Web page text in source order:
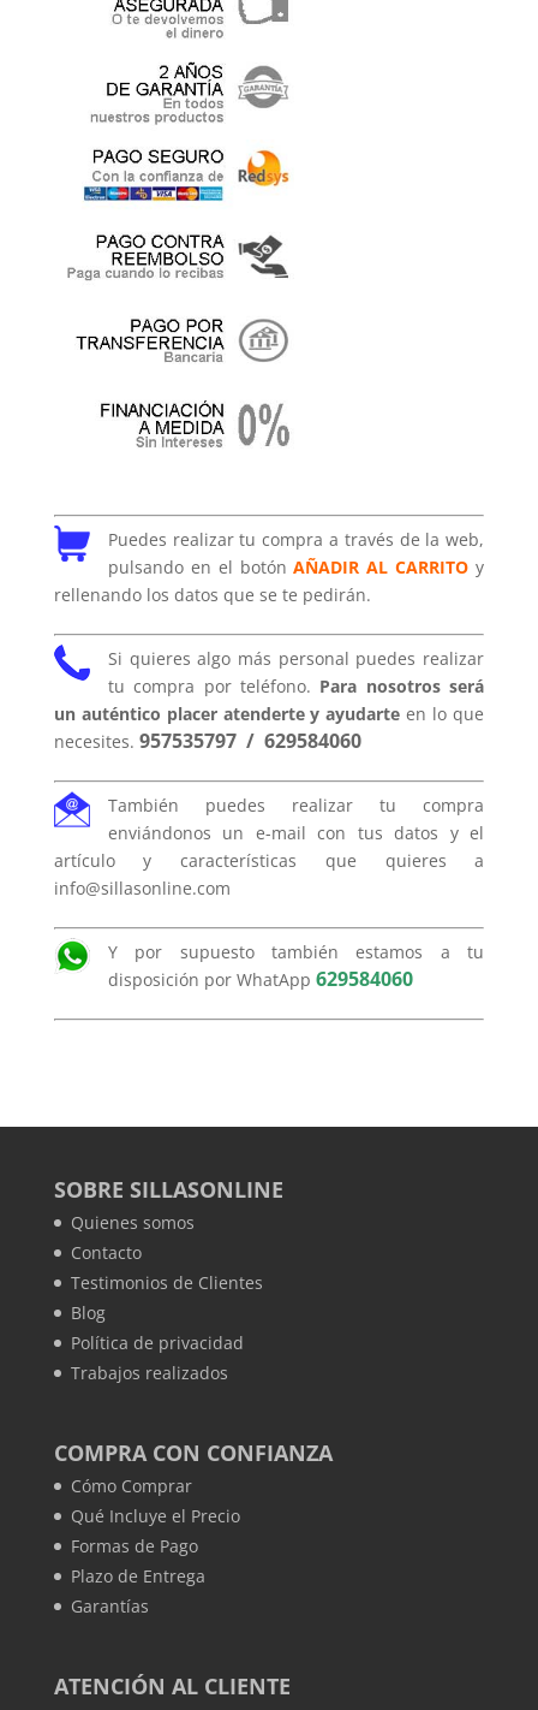
Puedes realizar tu compra a través de la web,
pulsando en el botónAÑADIR AL CARRITO y
rellenando los datos que se te pedirán.
Si quieres algo más personal puedes realizar
tu compra por teléfono. Para nosotros será
un auténtico placer atenderte y ayudarte en lo que
necesites. 957535797/ 629584060
También puedes realizar tu compra
enviándonos un e-mail con tus datos y el
artículo y características que quieres a
info@sillasonline.com
Y por supuesto también estamos a tu
disposición por WhatApp 629584060
SOBRE SILLASONLINE
Quienes somos
Contacto
Testimonios de Clientes
Blog
Política de privacidad
Trabajos realizados
COMPRA CON CONFIANZA
Cómo Comprar
Qué Incluye el Precio
Formas de Pago
Plazo de Entrega
Garantías
ATENCIÓN AL CLIENTE